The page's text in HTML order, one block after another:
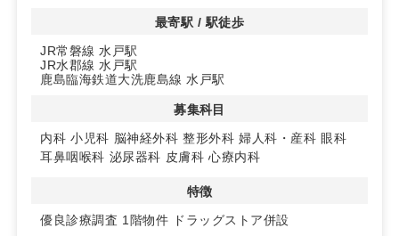
最寄駅 / 駅徒歩
JR常磐線 水戸駅
JR水郡線 水戸駅
鹿島臨海鉄道大洗鹿島線 水戸駅
募集科目
内科 小児科 脳神経外科 整形外科 婦人科・産科 眼科
耳鼻咽喉科 泌尿器科 皮膚科 心療内科
特徴
優良診療調査 1階物件 ドラッグストア併設